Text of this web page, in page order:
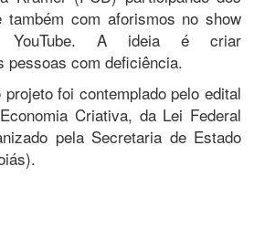
também com aforismos no show
YouTube. A ideia é criar
pessoas com deficiência.
foi contemplado pelo edital
Criativa, da Lei Federal
pela Secretaria de Estado